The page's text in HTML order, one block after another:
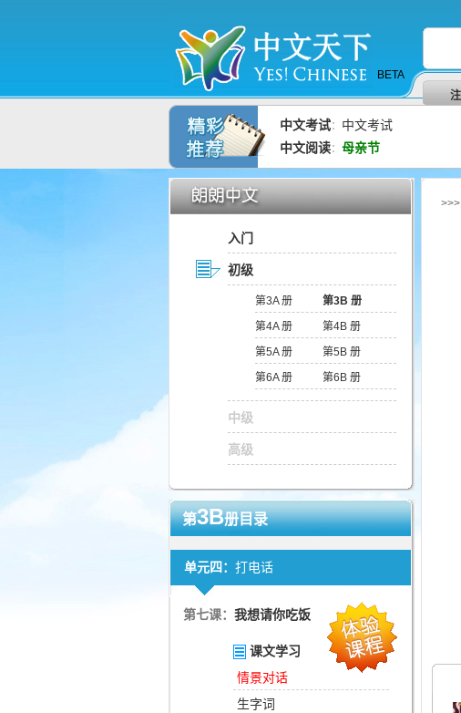
BETA
中文考试： 中文考试
中文阅读： 母亲节
入门
初级
第3A 册
第3B 册
第4A 册
第4B 册
第5A 册
第5B 册
第6A 册
第6B 册
中级
高级
第3B册目录
单元四： 打电话
第七课： 我想请你吃饭
课文学习
情景对话
生字词